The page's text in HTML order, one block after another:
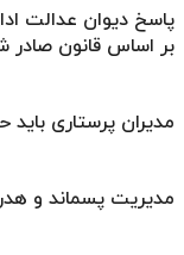
پاسخ دیوان عدالت
بر اساس قانون صادر
مدیران پرستاری باید
مدیریت پسماند و هدررفت ۳.۵